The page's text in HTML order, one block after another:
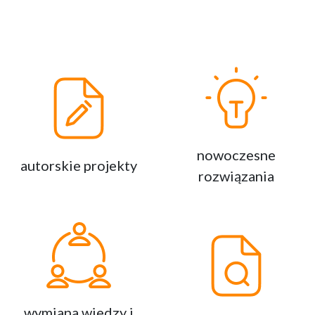
realizowanymi w zakładach produkcyjnych.
Program Forum został przygotowany przez
praktyków dla praktyków
Państwo liczne studia przypadków
prezentowane przez ekspertów
przedsiębiorstwa produkcyjne, którzy podzielą
się doświadczeniami z rzeczywistych wdrożeń,
sukcesami, a także wyzwaniami towarzyszącymi
transformacji utrzymania ruchu.
autorskie projekty
nowoczesne
rozwiązania